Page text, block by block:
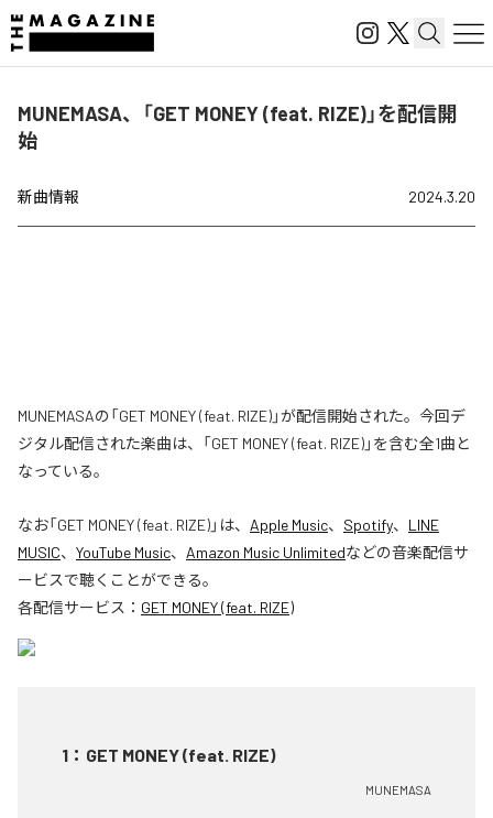
MUNEMASA、「GET MONEY (feat. RIZE)」を配信開
始
新曲情報 2024.3.20
MUNEMASAの「GET MONEY (feat. RIZE)」が配信開始された。今回デ
ジタル配信された楽曲は、「GET MONEY (feat. RIZE)」を含む全1曲と
なっている。
なお「GET MONEY (feat. RIZE)」は、 Apple Music、 Spotify、 LINE
MUSIC、 YouTube Music、 Amazon Music Unlimitedなどの音楽配信サ
ービスで聴くことができる。
各配信サービス： GET MONEY (feat. RIZE)
1 ： GET MONEY (feat. RIZE)
MUNEMASA